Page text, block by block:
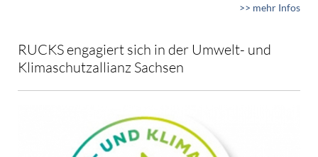
>> mehr Infos
RUCKS engagiert sich in der Umwelt- und
Klimaschutzallianz Sachsen